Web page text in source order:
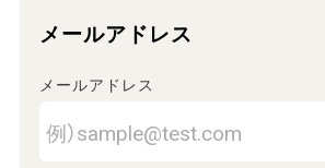
メールアドレス
メールアドレス